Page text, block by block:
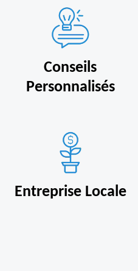
Conseils
Personnalisés
Entreprise Locale